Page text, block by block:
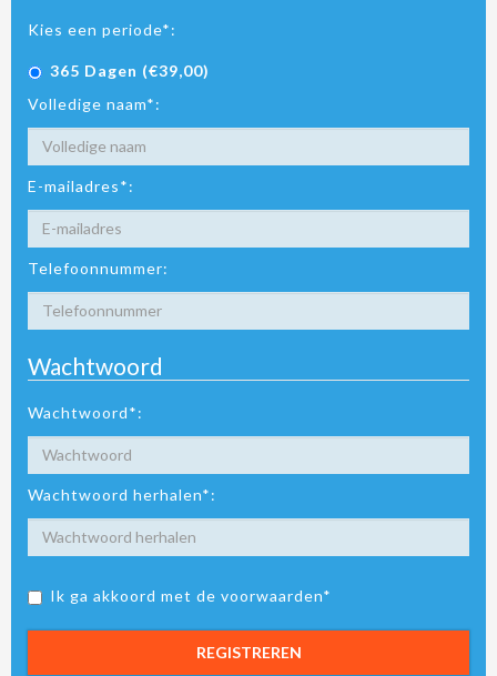
Kies een periode*:
365 Dagen (€39,00)
Volledige naam*:
E-mailadres*:
Telefoonnummer:
Wachtwoord
Wachtwoord*:
Wachtwoord herhalen*:
Ik ga akkoord met de voorwaarden*
REGISTREREN